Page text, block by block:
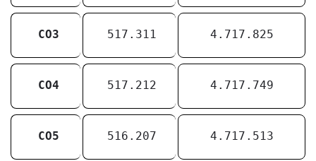
CO3 517.311 4.717.825
CO4 517.212 4.717.749
CO5 516.207 4.717.513